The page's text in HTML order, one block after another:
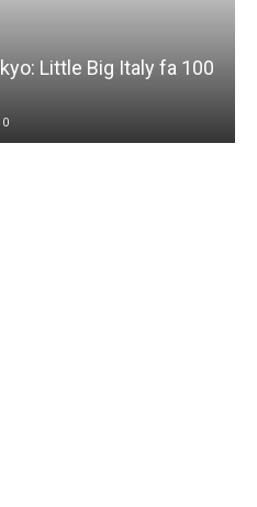
Little Big Italy fa 100
0